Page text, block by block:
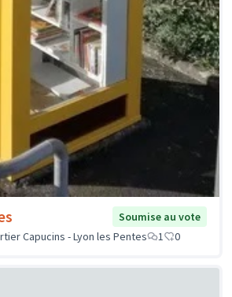
Soumise au vote
Capucins - Lyon les Pentes
1 0